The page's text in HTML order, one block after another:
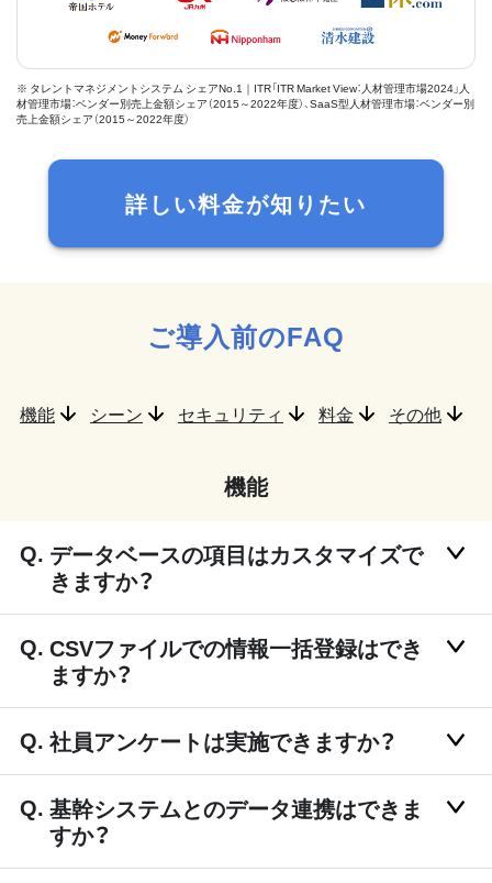
※ タレントマネジメントシステム シェアNo.1｜ITR「ITR Market View：人材管理市場2024」人
材管理市場：ベンダー別売上金額シェア（2015～2022年度）、SaaS型人材管理市場：ベンダー別
売上金額シェア（2015～2022年度）
詳しい料金が知りたい
ご導入前のFAQ
機能 シーン セキュリティ 料金 その他
機能
データベースの項目はカスタマイズで
きますか？
CSVファイルでの情報一括登録はでき
ますか？
社員アンケートは実施できますか？
基幹システムとのデータ連携はできま
すか？